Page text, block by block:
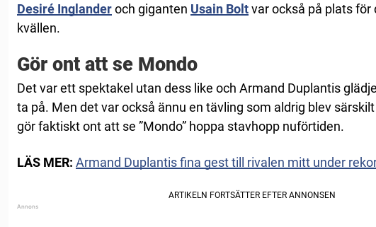
Desiré Inglanderoch giganten Usain Boltvar också på plats för
kvällen.
Gör ont att se Mondo
Det var ett spektakel utan dess like och Armand Duplantis
ta på. Men det var också ännu en tävling som aldrig blev
gör faktiskt ont att se ”Mondo” hoppa stavhopp nuförtiden.
LÄS MER: Armand Duplantis fina gest till rivalen mitt under